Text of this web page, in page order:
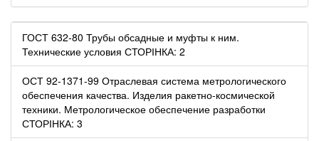
ГОСТ 632-80 Трубы обсадные и муфты к ним.
Технические условия СТОРІНКА: 2
ОСТ 92-1371-99 Отраслевая система метрологического
обеспечения качества. Изделия ракетно-космической
техники. Метрологическое обеспечение разработки
СТОРІНКА: 3